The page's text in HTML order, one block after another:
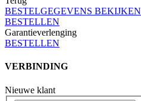
BESTELGEGEVENS BEKIJKEN
BESTELLEN
Garantieverlenging
BESTELLEN
VERBINDING
Nieuwe klant